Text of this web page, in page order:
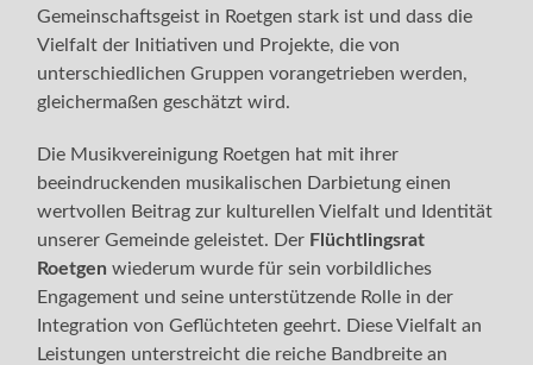
Gemeinschaftsgeist in Roetgen stark ist und dass die
Vielfalt der Initiativen und Projekte, die von
unterschiedlichen Gruppen vorangetrieben werden,
gleichermaßen geschätzt wird.
Die Musikvereinigung Roetgen hat mit ihrer
beeindruckenden musikalischen Darbietung einen
wertvollen Beitrag zur kulturellen Vielfalt und Identität
unserer Gemeinde geleistet. Der Flüchtlingsrat
Roetgen wiederum wurde für sein vorbildliches
Engagement und seine unterstützende Rolle in der
Integration von Geflüchteten geehrt. Diese Vielfalt an
Leistungen unterstreicht die reiche Bandbreite an